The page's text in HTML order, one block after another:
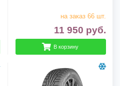
на заказ 66 шт.
11 950 руб.
В корзину